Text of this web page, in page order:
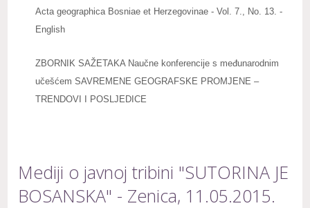
Acta geographica Bosniae et Herzegovinae - Vol. 7., No. 13. -
English
ZBORNIK SAŽETAKA Naučne konferencije s međunarodnim
učešćem SAVREMENE GEOGRAFSKE PROMJENE –
TRENDOVI I POSLJEDICE
Mediji o javnoj tribini "SUTORINA JE
BOSANSKA" - Zenica, 11.05.2015.